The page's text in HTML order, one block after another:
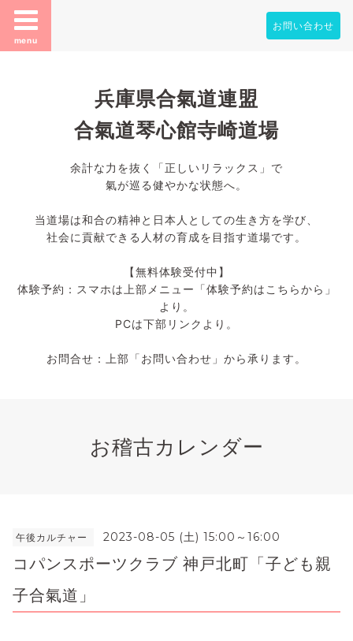
menu
お問い合わせ
兵庫県合氣道連盟
合氣道琴心館寺崎道場
余計な力を抜く「正しいリラックス」で
氣が巡る健やかな状態へ。
当道場は和合の精神と日本人としての生き方を学び、
社会に貢献できる人材の育成を目指す道場です。
【無料体験受付中】
体験予約：スマホは上部メニュー「体験予約はこちらから」
より。
PCは下部リンクより。
お問合せ：上部「お問い合わせ」から承ります。
お稽古カレンダー
午後カルチャー 2023-08-05 (土) 15:00～16:00
コパンスポーツクラブ 神戸北町「子ども親
子合氣道」